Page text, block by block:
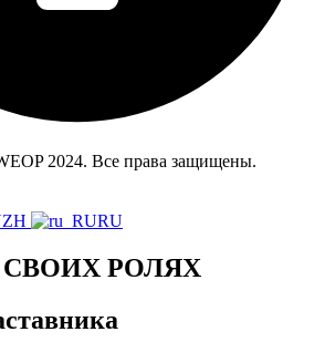
2024. Все права защищены.
ZH RU
РОЛЯХ